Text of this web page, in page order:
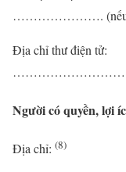
…………………. (nếu
Địa chỉ thư điện tử:
Người có quyền, lợi
Địa chỉ: (8)